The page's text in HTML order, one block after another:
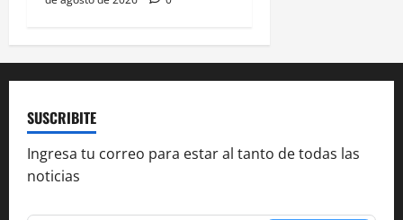
SUSCRIBITE
Ingresa tu correo para estar al tanto de todas las
noticias